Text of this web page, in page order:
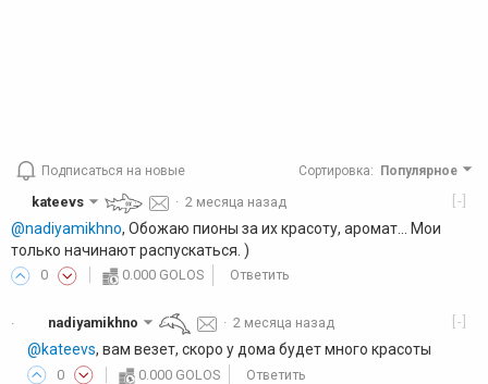
Подписаться на новые Сортировка: Популярное
[-]
kateevs · 2 месяца назад
@nadiyamikhno, Обожаю пионы за их красоту, аромат... Мои
только начинают распускаться. )
0 0.000 GOLOS Ответить
· [-]
nadiyamikhno ·2 месяца назад
@kateevs, вам везет, скоро у дома будет много красоты
0 0.000 GOLOS Ответить